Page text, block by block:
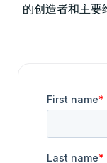
的创造者和主要